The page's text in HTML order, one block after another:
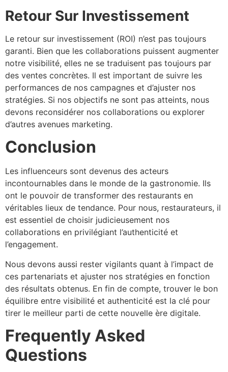
Retour Sur Investissement
Le retour sur investissement (ROI) n’est pas toujours
garanti. Bien que les collaborations puissent augmenter
notre visibilité, elles ne se traduisent pas toujours par
des ventes concrètes. Il est important de suivre les
performances de nos campagnes et d’ajuster nos
stratégies. Si nos objectifs ne sont pas atteints, nous
devons reconsidérer nos collaborations ou explorer
d’autres avenues marketing.
Conclusion
Les influenceurs sont devenus des acteurs
incontournables dans le monde de la gastronomie. Ils
ont le pouvoir de transformer des restaurants en
véritables lieux de tendance. Pour nous, restaurateurs, il
est essentiel de choisir judicieusement nos
collaborations en privilégiant l’authenticité et
l’engagement.
Nous devons aussi rester vigilants quant à l’impact de
ces partenariats et ajuster nos stratégies en fonction
des résultats obtenus. En fin de compte, trouver le bon
équilibre entre visibilité et authenticité est la clé pour
tirer le meilleur parti de cette nouvelle ère digitale.
Frequently Asked
Questions